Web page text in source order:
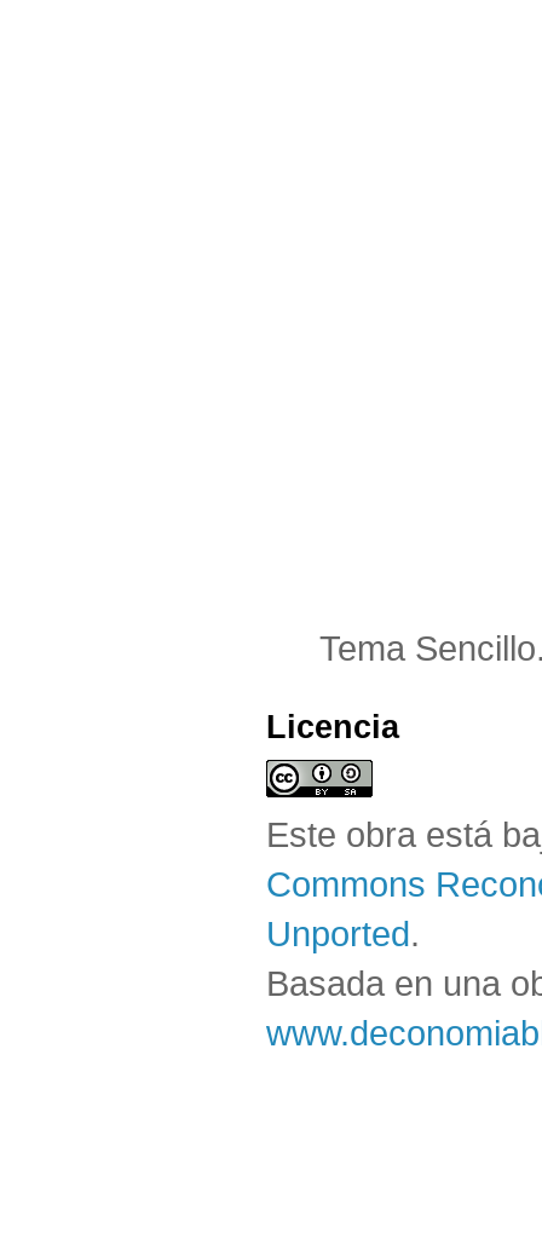
Tema
Licencia
Este obra está
Commons
Unported.
Basada en una